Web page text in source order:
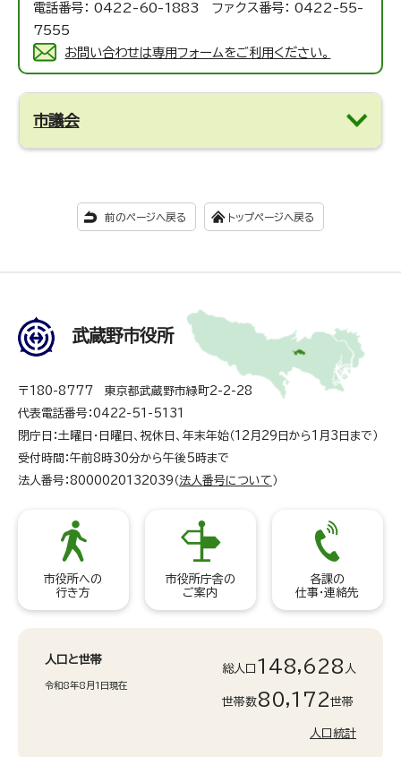
電話番号： 0422-60-1883 ファクス番号： 0422-55-
7555
お問い合わせは専用フォームをご利用ください。
市議会
前のページへ戻る トップページへ戻る
武蔵野市役所
〒180-8777 東京都武蔵野市緑町2-2-28
代表電話番号：0422-51-5131
閉庁日：土曜日・日曜日、祝休日、年末年始（12月29日から1月3日まで）
受付時間：午前8時30分から午後5時まで
法人番号：8000020132039（ 法人番号について ）
市役所への
行き方
市役所庁舎の
ご案内
各課の
仕事・連絡先
人口と世帯
令和8年8月1日現在
総人口 148,628 人
世帯数80,172世帯
人口統計